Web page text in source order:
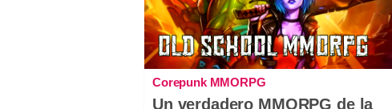
Corepunk MMORPG
Un verdadero MMORPG de la